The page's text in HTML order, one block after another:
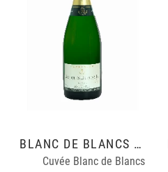
BLANC DE BLANCS GRAND CRU
Cuvée Blanc de Blancs